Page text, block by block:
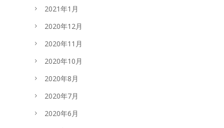
2021年1月
2020年12月
2020年11月
2020年10月
2020年8月
2020年7月
2020年6月